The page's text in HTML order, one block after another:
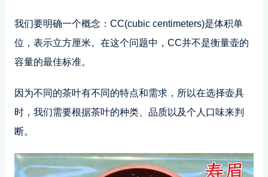
我们要明确一个概念：CC(cubic centimeters)是体积单
位，表示立方厘米。在这个问题中，CC并不是衡量壶的
容量的最佳标准。
因为不同的茶叶有不同的特点和需求，所以在选择壶具
时，我们需要根据茶叶的种类、品质以及个人口味来判
断。